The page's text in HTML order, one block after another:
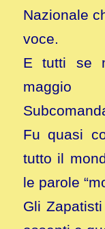
Nazionale
voce.
E tutti se
Fu quasi
tutto il
le parole
Gli